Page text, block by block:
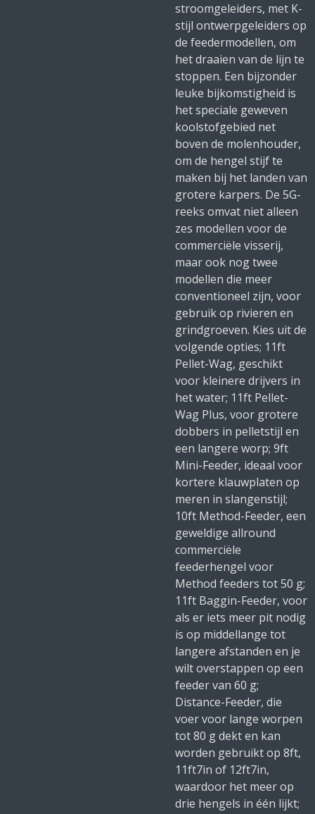
stroomgeleiders, met K-
stijl ontwerpgeleiders op
de feedermodellen, om
het draaien van de lijn te
stoppen. Een bijzonder
leuke bijkomstigheid is
het speciale geweven
koolstofgebied net
boven de molenhouder,
om de hengel stijf te
maken bij het landen van
grotere karpers. De 5G-
reeks omvat niet alleen
zes modellen voor de
commerciële visserij,
maar ook nog twee
modellen die meer
conventioneel zijn, voor
gebruik op rivieren en
grindgroeven. Kies uit de
volgende opties; 11ft
Pellet-Wag, geschikt
voor kleinere drijvers in
het water; 11ft Pellet-
Wag Plus, voor grotere
dobbers in pelletstijl en
een langere worp; 9ft
Mini-Feeder, ideaal voor
kortere klauwplaten op
meren in slangenstijl;
10ft Method-Feeder, een
geweldige allround
commerciële
feederhengel voor
Method feeders tot 50 g;
11ft Baggin-Feeder, voor
als er iets meer pit nodig
is op middellange tot
langere afstanden en je
wilt overstappen op een
feeder van 60 g;
Distance-Feeder, die
voer voor lange worpen
tot 80 g dekt en kan
worden gebruikt op 8ft,
11ft7in of 12ft7in,
waardoor het meer op
drie hengels in één lijkt;